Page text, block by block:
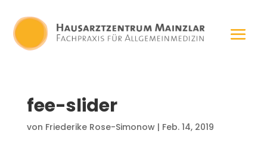
fee-slider
von Friederike Rose-Simonow| Feb. 14, 2019